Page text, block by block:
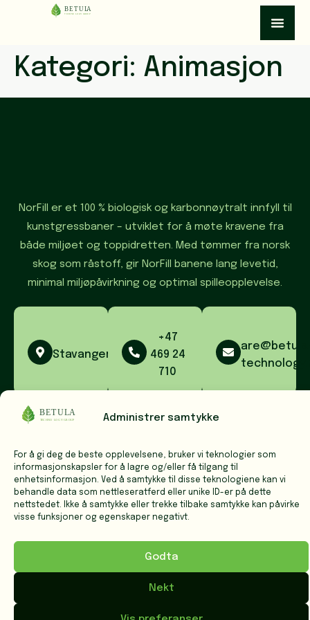
Administrer samtykke
For å gi deg de beste opplevelsene, bruker vi teknologier som
informasjonskapsler for å lagre og/eller få tilgang til
enhetsinformasjon. Ved å samtykke til disse teknologiene kan vi
behandle data som nettleseratferd eller unike ID-er på dette
nettstedet. Ikke å samtykke eller trekke tilbake samtykke kan påvirke
visse funksjoner og egenskaper negativt.
Godta
Nekt
Kategori: Animasjon
NorFill er et 100 % biologisk og karbonnøytralt innfyll til
kunstgressbaner – utviklet for å møte kravene fra
både miljøet og toppidretten. Med tømmer fra norsk
skog som råstoff, gir NorFill banene lang levetid,
minimal miljøpåvirkning og optimal spilleopplevelse.
Stavanger
+47
469 24
710
Copyright © 2026. Made with love by PlayDesign